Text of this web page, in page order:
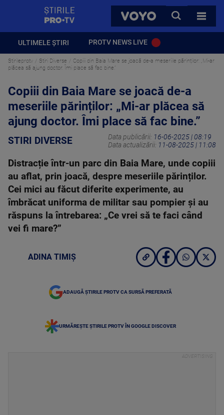
VOYO
CAUTA
TOATE
ULTIMELE ȘTIRI PROTV NEWS LIVE
Stirileprotv Stiri Diverse
Copiii din Baia Mare se joacă de-a meseriile părinților: „Mi-ar
plăcea să ajung doctor. Îmi place să fac bine.”
Copiii din Baia Mare se joacă de-a
meseriile părinților: „Mi-ar plăcea să
ajung doctor. Îmi place să fac bine.”
STIRI DIVERSE Data publicării: 16-06-2025 | 08:19
Data actualizării: 11-08-2025 | 11:08
Distracție într-un parc din Baia Mare, unde copiii
au aflat, prin joacă, despre meseriile părinților.
Cei mici au făcut diferite experimente, au
îmbrăcat uniforma de militar sau pompier și au
răspuns la întrebarea: „Ce vrei să te faci când
vei fi mare?”
ADINA TIMIȘ
ADAUGĂ ȘTIRILE PROTV CA SURSĂ PREFERATĂ
URMĂREȘTE ȘTIRILE PROTV ÎN GOOGLE DISCOVER